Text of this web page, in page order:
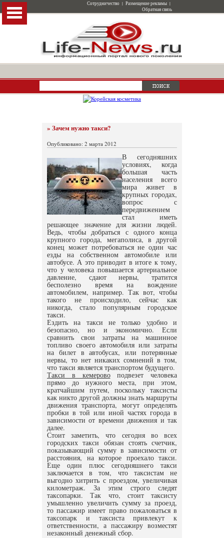
Сотрудничество | Размещение рекламы |
Обратная связь
» Зачем нужно такси?
Опубликовано: 2 марта 2012
В сегодняшних
условиях, когда
большая часть
населения всего
мира живет в
крупных городах,
вопрос с
передвижением
стал иметь
решающее значение для жизни людей.
Ведь, чтобы добраться с одного конца
крупного города, мегаполиса, в другой
конец может потребоваться не один час
езды на собственном автомобиле или
автобусе. А это приводит в итоге к тому,
что у человека повышается артериальное
давление, сдают нервы, тратится
бесполезно время на вождение
автомобилем, например. Так вот, чтобы
такого не происходило, сейчас как
никогда, стало популярным городское
такси.
Ездить на такси не только удобно и
безопасно, но и экономично. Если
сравнить свои затраты на машинное
топливо своего автомобиля или затраты
на билет в автобусах, или потерянные
нервы, то нет никаких сомнений в том,
что такси является транспортом будущего.
Такси в кемеровоподвезет человека
прямо до нужного места, при этом,
кратчайшим путем, поскольку таксисты
как никто другой должны знать маршруты
движения транспорта, могут определять
пробки в той или иной частях города в
зависимости от времени движения и так
далее.
Стоит заметить, что сегодня во всех
городских такси обязан стоять счетчик,
показывающий сумму в зависимости от
расстояния, на которое проехало такси.
Еще один плюс сегодняшнего такси
заключается в том, что таксистам не
выгодно хитрить с проездом, увеличивая
километраж. За этим строго следят
таксопарки. Так что, стоит таксисту
умышленно увеличить сумму за проезд,
то пассажир имеет право пожаловаться в
таксопарк и таксиста привлекут к
ответственности, а пассажиру возместят
незаконный денежный сбор.